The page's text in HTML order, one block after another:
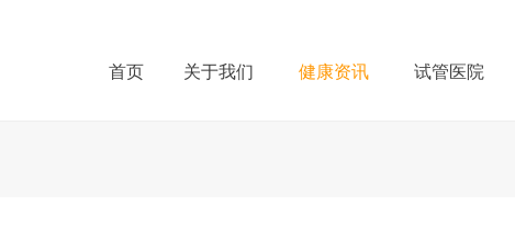
首页 关于我们 健康资讯 试管医院